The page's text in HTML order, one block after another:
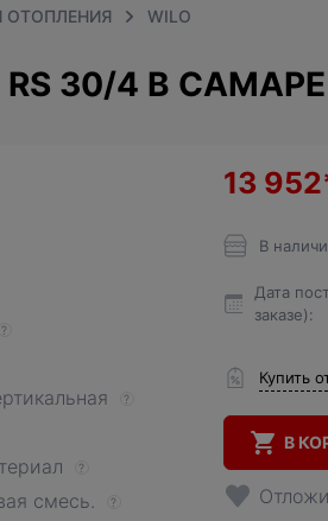
WILO
30/4 В САМАРЕ
?
?
?
смесь. ?
13
В
Дата
заказе):
Купить
В